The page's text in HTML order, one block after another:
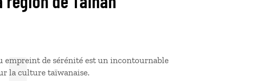
empreint de sérénité est un incontournable
la culture taïwanaise.